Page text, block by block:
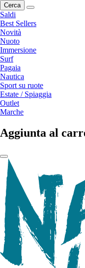
Cerca
Saldi
Best Sellers
Novità
Nuoto
Immersione
Surf
Pagaia
Nautica
Sport su ruote
Estate / Spiaggia
Outlet
Marche
Aggiunta al